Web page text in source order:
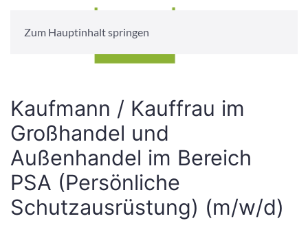
Zum Hauptinhalt springen
Kaufmann / Kauffrau im
Großhandel und
Außenhandel im Bereich
PSA (Persönliche
Schutzausrüstung) (m/w/d)